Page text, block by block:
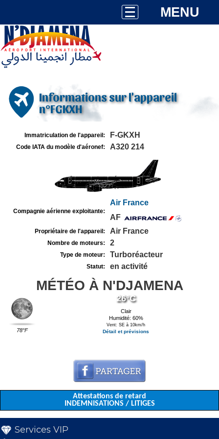
MENU
Informations sur l'appareil
n°FGKXH
Immatriculation de l'appareil: F-GKXH
Code IATA du modèle d'aéronef: A320 214
Compagnie aérienne exploitante:
Air France
AF
Propriétaire de l'appareil: Air France
Nombre de moteurs: 2
Type de moteur: Turboréacteur
Statut: en activité
MÉTÉO À N'DJAMENA
78°F
26°C
Clair
Humidité: 60%
Vent: SE à 10km/h
Détail et prévisions
Attestations de retard
INDEMNISATIONS / LITIGES
Services VIP